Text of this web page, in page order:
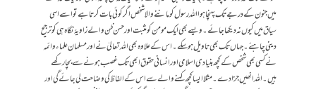
میں جنون کے درجے تک پہنچا ہوااللہ رسول کو ماننے والا شخص اگر کوئی بات کرتاہے تو اسے اسی
سیاق میں کیوں نہ دیکھاجائے ۔ویسے بھی ایک مو من کومثبت اور حسن ظن والے زاویۂ نگاہ ہی کو ترجیح
دینی چاہئے ۔ جہا ں تک بھی تاویل ہو سکے۔ اس کے علاوہ بھی اللہ تعالیٰ نے اور مسلمان علماء و ائمہ
نے کسی بھی شخص کے کچھ بنیادی اسلامی اور انسانی حقوق ابھی تک غصب ہونے سے بچا رکھے
ہیں۔ اللہ انھیں جزا دے۔مثلا ایسا کچھ کہنے والے سے اس کے الفاظ کی وضاحت لی جائے گی اور